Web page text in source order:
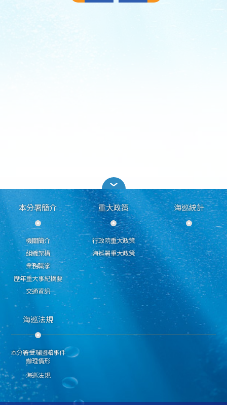
本分署簡介
機關簡介
組織架構
業務職掌
歷年重大事紀摘要
交通資訊
重大政策
行政院重大政策
海巡署重大政策
海巡統計
海巡法規
本分署受理國賠事件
辦理情形
海巡法規